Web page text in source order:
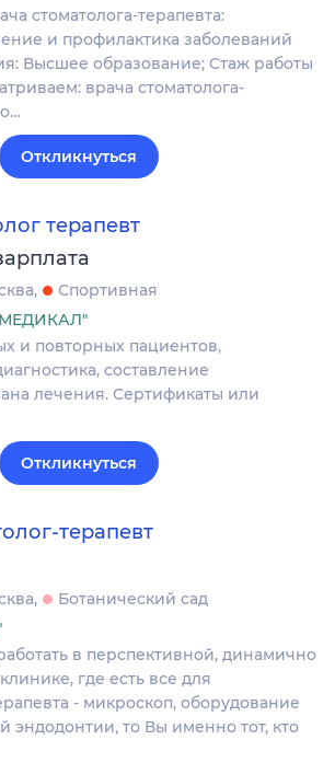
стоматолога-терапевта:
и профилактика заболеваний
Высшее образование; Стаж работы
врача стоматолога-
Откликнуться
терапевт
Спортивная
и повторных пациентов,
составление
лечения. Сертификаты или
Откликнуться
терапевт
Ботанический сад
в перспективной, динамично
где есть все для
- микроскоп, оборудование
эндодонтии, то Вы именно тот, кто